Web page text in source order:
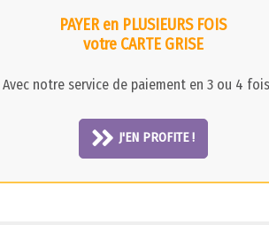
PAYER en PLUSIEURS FOIS
votre CARTE GRISE
Avec notre service de paiement en 3 ou 4
J'EN PROFITE !